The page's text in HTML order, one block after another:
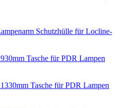
Schutzhülle für Locline-
Tasche für PDR Lampen
Tasche für PDR Lampen